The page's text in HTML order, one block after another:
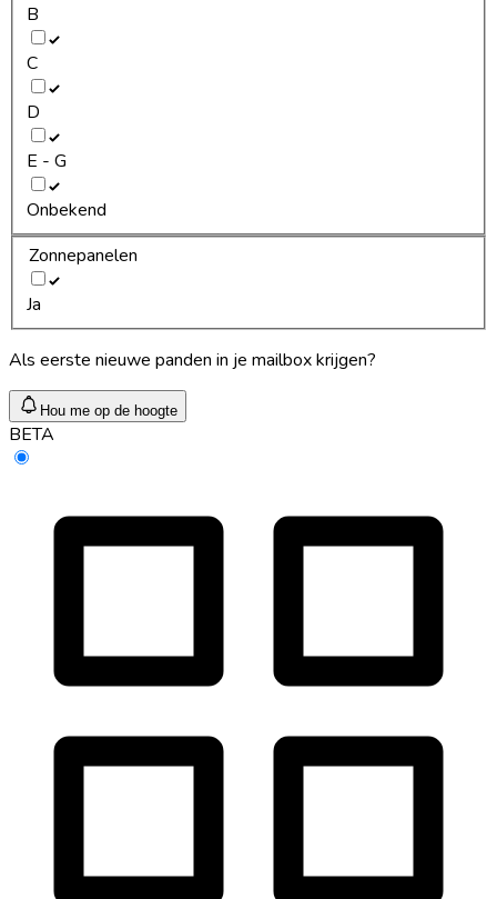
B
C
D
E - G
Onbekend
Zonnepanelen
Ja
Als eerste nieuwe panden in je mailbox krijgen?
Hou me op de hoogte
BETA